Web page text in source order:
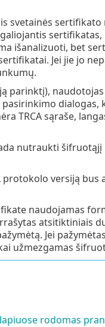
svetainės
išanalizuoti, bet
Jei jie jo
parinktį),
dialogas,
TRCA sąraše,
nutraukti šifruotąjį
protokolo versiją bus
naudojamas
atsitiktiniais
Jei
užmezgamas
rodomas